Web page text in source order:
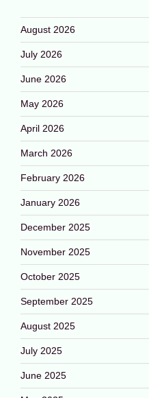
August 2026
July 2026
June 2026
May 2026
April 2026
March 2026
February 2026
January 2026
December 2025
November 2025
October 2025
September 2025
August 2025
July 2025
June 2025